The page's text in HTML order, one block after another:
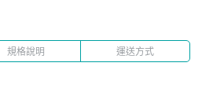
規格說明 運送方式